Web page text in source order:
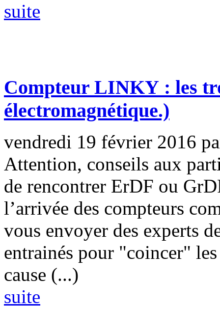
suite
Compteur LINKY : les
électromagnétique.)
vendredi 19 février 2016
Attention, conseils aux
de rencontrer ErDF ou
l’arrivée des compteurs
vous envoyer des experts
entrainés pour "coincer"
cause (...)
suite